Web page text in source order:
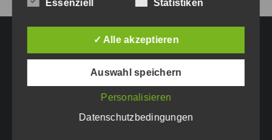
Essenziell Statistiken
✓ Alle akzeptieren
Auswahl speichern
Personalisieren
Datenschutzbedingungen